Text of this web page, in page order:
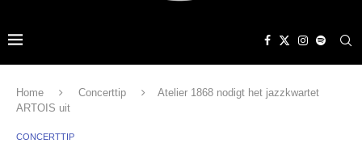
Home Concerttip
Atelier 1868 nodigt het jazzkwartet
ARTOIS uit
CONCERTTIP